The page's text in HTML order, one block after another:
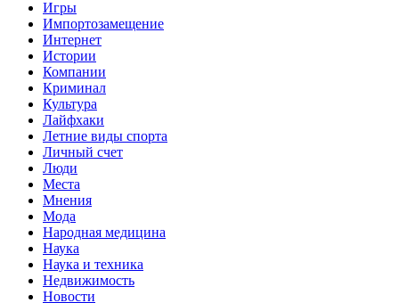
Игры
Импортозамещение
Интернет
Истории
Компании
Криминал
Культура
Лайфхаки
Летние виды спорта
Личный счет
Люди
Места
Мнения
Мода
Народная медицина
Наука
Наука и техника
Недвижимость
Новости